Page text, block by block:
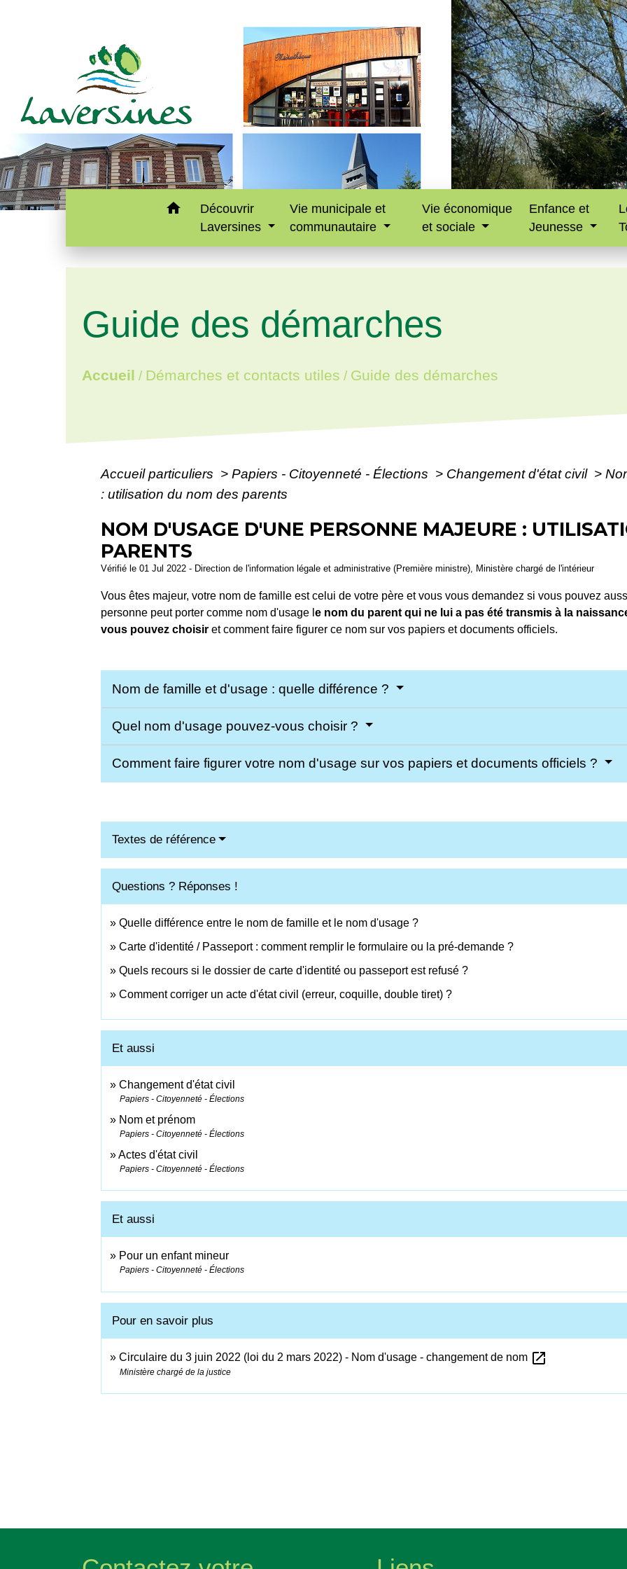
home
Découvrir
Laversines
Vie municipale et
communautaire
Vie économique
et sociale
Enfance et
Jeunesse
Guide des démarches
Accueil / Démarches et contacts utiles / Guide des démarches
Accueil particuliers > Papiers - Citoyenneté - Élections > Changement d'état civil >
: utilisation du nom des parents
NOM D'USAGE D'UNE PERSONNE MAJEURE :
PARENTS
Vérifié le 01 Jul 2022 - Direction de l'information légale et administrative (Première ministre), Ministère chargé de l'intérieur
Vous êtes majeur, votre nom de famille est celui de votre père et vous vous demandez si vous pouvez
personne peut porter comme nom d'usage le nom du parent qui ne lui a pas été transmis à la
vous pouvez choisir et comment faire figurer ce nom sur vos papiers et documents officiels.
Nom de famille et d'usage : quelle différence ?
Quel nom d'usage pouvez-vous choisir ?
Comment faire figurer votre nom d'usage sur vos papiers et documents officiels ?
Textes de référence
Questions ? Réponses !
Quelle différence entre le nom de famille et le nom d'usage ?
Carte d'identité / Passeport : comment remplir le formulaire ou la pré-demande ?
Quels recours si le dossier de carte d'identité ou passeport est refusé ?
Comment corriger un acte d'état civil (erreur, coquille, double tiret) ?
Et aussi
Changement d'état civil
Papiers - Citoyenneté - Élections
Nom et prénom
Papiers - Citoyenneté - Élections
Actes d'état civil
Papiers - Citoyenneté - Élections
Et aussi
Pour un enfant mineur
Papiers - Citoyenneté - Élections
Pour en savoir plus
Circulaire du 3 juin 2022 (loi du 2 mars 2022) - Nom d'usage - changement de nom open_in_new
Ministère chargé de la justice